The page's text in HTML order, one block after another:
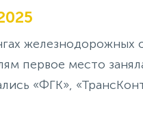
железнодорожных
первое место
«ФГК»,